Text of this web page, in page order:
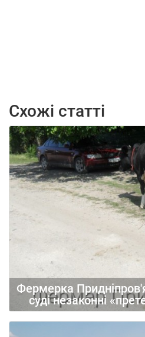
Схожі статті
Фермерка
суді незаконні